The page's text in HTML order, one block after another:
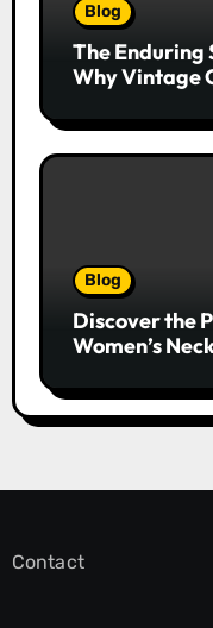
Blog
The Enduring
Why Vintage
Alike
Blog
Discover the
Women’s
Contact